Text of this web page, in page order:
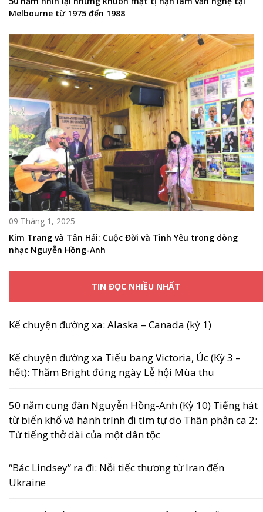
Melbourne từ 1975 đến 1988
09 Tháng 1, 2025
Kim Trang và Tân Hải: Cuộc Đời và Tình Yêu trong dòng
nhạc Nguyễn Hồng-Anh
TIN ĐỌC NHIỀU NHẤT
Kể chuyện đường xa: Alaska – Canada (kỳ 1)
Kể chuyện đường xa Tiểu bang Victoria, Úc (Kỳ 3 –
hết): Thăm Bright đúng ngày Lễ hội Mùa thu
50 năm cung đàn Nguyễn Hồng-Anh (Kỳ 10) Tiếng hát
từ biển khổ và hành trình đi tìm tự do Thân phận ca 2:
Từ tiếng thở dài của một dân tộc
“Bác Lindsey” ra đi: Nỗi tiếc thương từ Iran đến
Ukraine